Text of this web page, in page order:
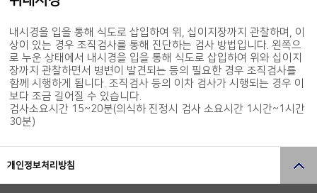
내시경을 입을 통해 식도로 삽입하여 위, 십이지장까지 관찰하며, 이
상이 있는 경우 조직검사를 통해 진단하는 검사 방법입니다. 왼쪽으
로 누운 상태에서 내시경을 입을 통해 식도로 삽입하여 위와 십이지
장까지 관찰하면서 병변이 발견되는 등의 필요한 경우 조직검사를
함께 시행하게 됩니다. 조직검사 등의 이차 검사가 시행되는 경우 이
보다 조금 길어질 수 있습니다.
검사소요시간 15~20분(의식하 진정시 검사 소요시간 1시간~1시간
30분)
개인정보처리방침